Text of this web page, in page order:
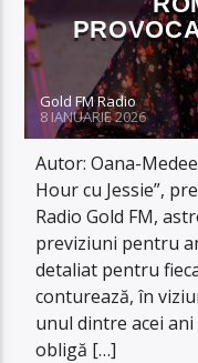
Gold FM Radio
8 IANUARIE 2026
Autor: Oana-
Hour cu Jessie”,
Radio Gold FM,
previziuni pentru
detaliat pentru
conturează, în
unul dintre acei
obligă […]